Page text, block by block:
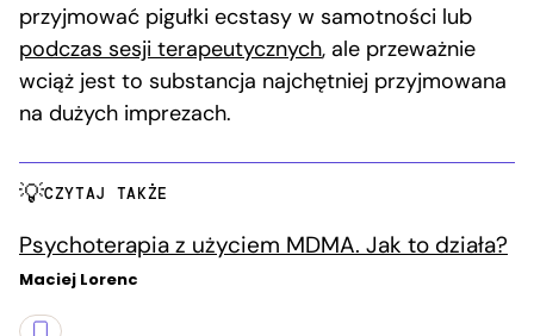
przyjmować pigułki ecstasy w samotności lub
podczas sesji terapeutycznych, ale przeważnie
wciąż jest to substancja najchętniej przyjmowana
na dużych imprezach.
CZYTAJ TAKŻE
Psychoterapia z użyciem MDMA. Jak to działa?
Maciej Lorenc